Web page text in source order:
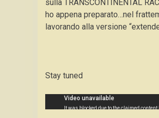
sulla TRANSCONTINENTAL
ho appena preparato…nel
lavorando alla versione
Stay tuned